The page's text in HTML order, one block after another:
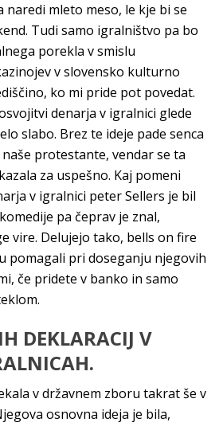
naredi mleto meso, le kje bi se
Tudi samo igralništvo pa bo
porekla v smislu
v slovensko kulturno
ko mi pride pot povedat.
denarja v igralnici glede
slabo. Brez te ideje pade senca
protestante, vendar se ta
za uspešno. Kaj pomeni
v igralnici peter Sellers je bil
pa čeprav je znal,
vire. Delujejo tako, bells on fire
pomagali pri doseganju njegovih
če pridete v banko in samo
DEKLARACIJ V
v državnem zboru takrat še v
osnovna ideja je bila,